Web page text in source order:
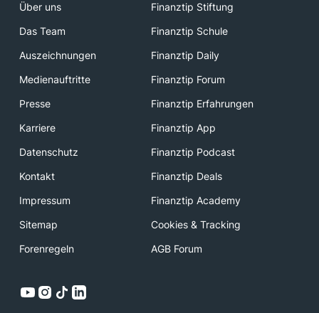
Über uns
Finanztip Stiftung
Das Team
Finanztip Schule
Auszeichnungen
Finanztip Daily
Medienauftritte
Finanztip Forum
Presse
Finanztip Erfahrungen
Karriere
Finanztip App
Datenschutz
Finanztip Podcast
Kontakt
Finanztip Deals
Impressum
Finanztip Academy
Sitemap
Cookies & Tracking
Forenregeln
AGB Forum